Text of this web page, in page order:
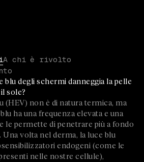
A chi è rivolto
blu degli schermi danneggia la pelle
sole?
(HEV) non è di natura termica, ma
ha una frequenza elevata e una
le permette di penetrare più a fondo
Una volta nel derma, la luce blu
endogeni (come le
nelle nostre cellule),